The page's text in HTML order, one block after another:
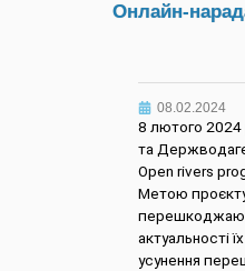
Онлайн-
08.02.2024
8 лютого 2024
та
Open rivers
Метою проєкту
актуальності
усунення